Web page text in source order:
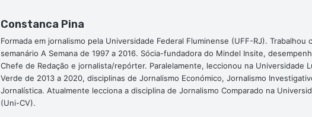
Constanca Pina
Formada em jornalismo pela Universidade Federal Fluminense (UFF-RJ). Trabalhou
semanário A Semana de 1997 a 2016. Sócia-fundadora do Mindel Insite,
Chefe de Redação e jornalista/repórter. Paralelamente, leccionou na Universidade
Verde de 2013 a 2020, disciplinas de Jornalismo Económico, Jornalismo
Jornalística. Atualmente lecciona a disciplina de Jornalismo Comparado na
(Uni-CV).